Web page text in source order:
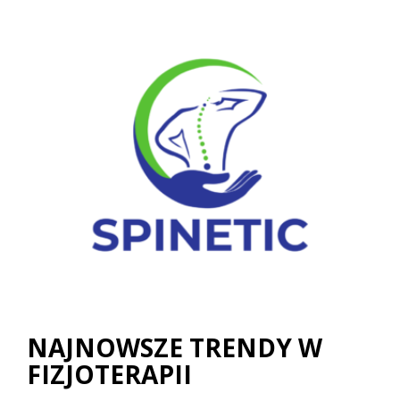
NAJNOWSZE TRENDY W
FIZJOTERAPII